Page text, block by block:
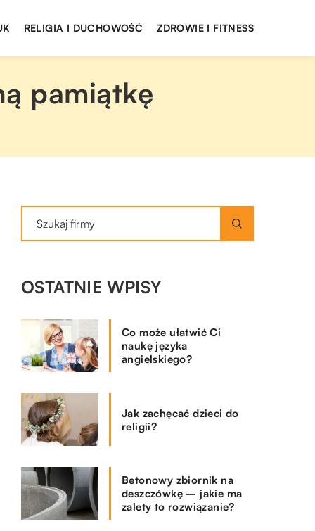
RELIGIA I DUCHOWOŚĆ ZDROWIE I FITNESS
pamiątkę
OSTATNIE WPISY
Co może ułatwić Ci
naukę języka
angielskiego?
Jak zachęcać dzieci do
religii?
Betonowy zbiornik na
deszczówkę – jakie ma
zalety to rozwiązanie?